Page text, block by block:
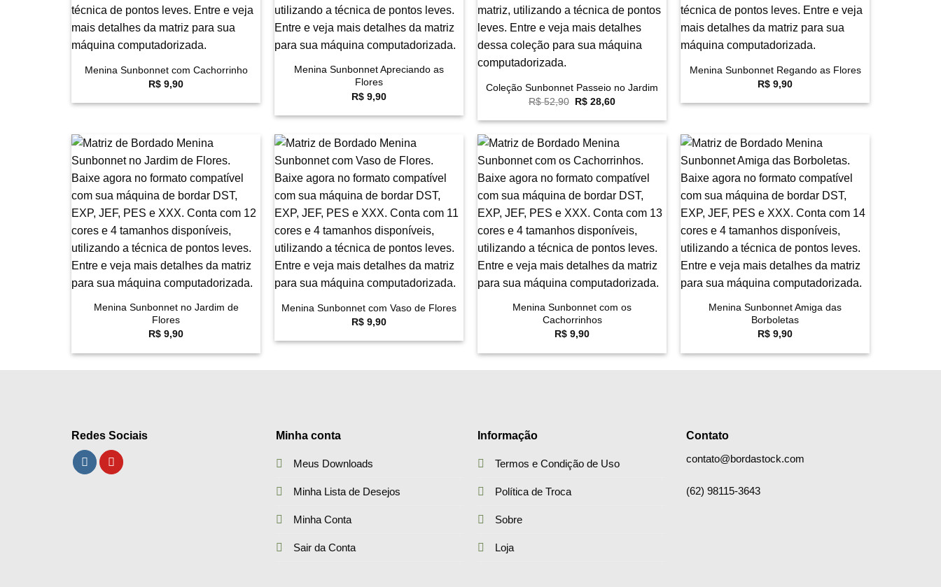
Menina Sunbonnet com Cachorrinho
R$ 9,90
Menina Sunbonnet Apreciando as
Flores
R$ 9,90
Coleção Sunbonnet Passeio no Jardim
R$52,90 O
original
R$ 52,90.
R$ 28,60O
atual
R$ 28,60.
Menina Sunbonnet Regando as Flores
R$ 9,90
Favoritar
Menina Sunbonnet no Jardim de
Flores
R$ 9,90
Favoritar
Menina Sunbonnet com Vaso de Flores
R$ 9,90
Favoritar
Menina Sunbonnet com os
Cachorrinhos
R$ 9,90
Favoritar
Menina Sunbonnet Amiga das
Borboletas
R$ 9,90
Redes Sociais Minha conta
Meus Downloads
Minha Lista de Desejos
Minha Conta
Sair da Conta
Informação
Termos e Condição de Uso
Política de Troca
Sobre
Loja
Contato
contato@bordastock.com
(62) 98115-3643